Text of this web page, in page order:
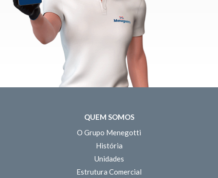
QUEM SOMOS
O Grupo Menegotti
História
Unidades
Estrutura Comercial